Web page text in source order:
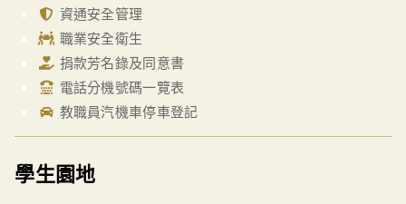
資通安全管理
職業安全衛生
捐款芳名錄及同意書
電話分機號碼一覽表
教職員汽機車停車登記
學生園地